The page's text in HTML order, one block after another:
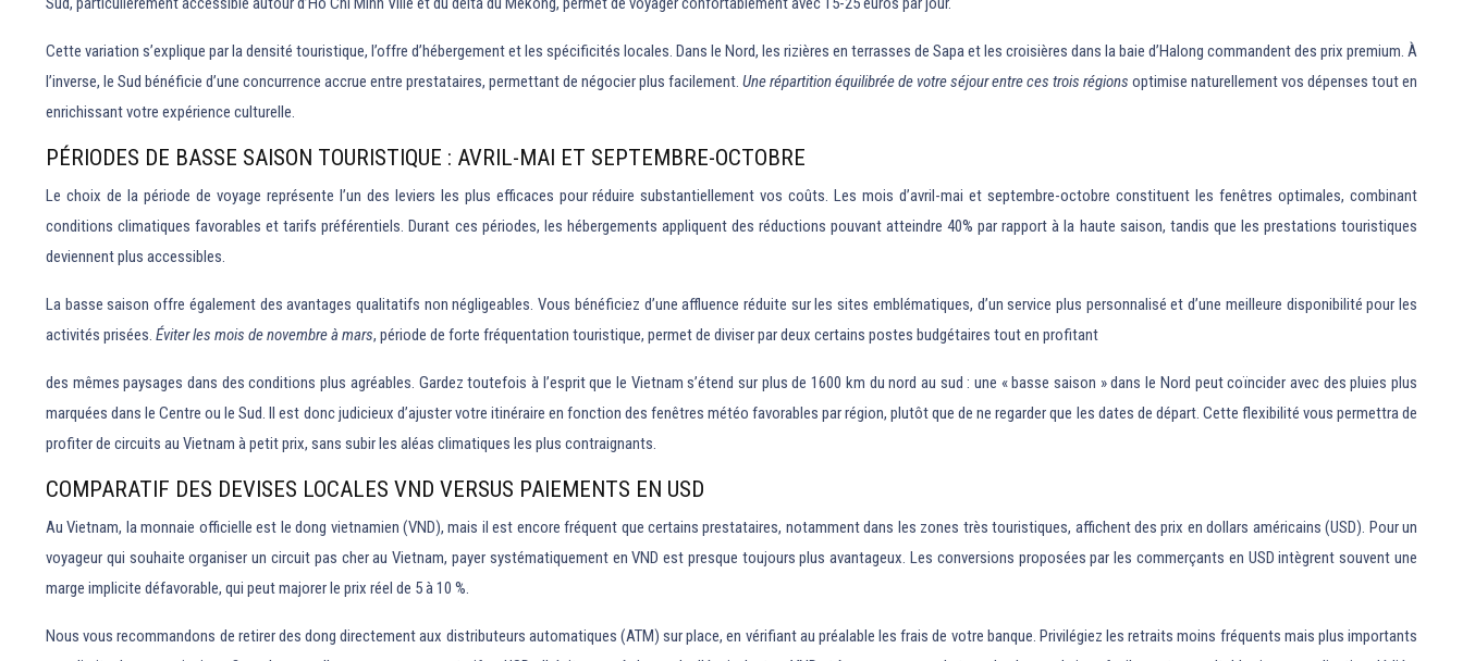
Cette variation s’explique par la densité touristique, l’offre d’hébergement et les spécificités locales. Dans le Nord, les rizières en terrasses de Sapa et les croisières dans la baie d’Halong commandent des prix premium. À
l’inverse, le Sud bénéficie d’une concurrence accrue entre prestataires, permettant de négocier plus facilement. Une répartition équilibrée de votre séjour entre ces trois régions optimise naturellement vos dépenses tout en
enrichissant votre expérience culturelle.
PÉRIODES DE BASSE SAISON TOURISTIQUE : AVRIL-MAI ET SEPTEMBRE-OCTOBRE
Le choix de la période de voyage représente l’un des leviers les plus efficaces pour réduire substantiellement vos coûts. Les mois d’avril-mai et septembre-octobre constituent les fenêtres optimales, combinant
conditions climatiques favorables et tarifs préférentiels. Durant ces périodes, les hébergements appliquent des réductions pouvant atteindre 40% par rapport à la haute saison, tandis que les prestations touristiques
deviennent plus accessibles.
La basse saison offre également des avantages qualitatifs non négligeables. Vous bénéficiez d’une affluence réduite sur les sites emblématiques, d’un service plus personnalisé et d’une meilleure disponibilité pour les
activités prisées. Éviter les mois de novembre à mars, période de forte fréquentation touristique, permet de diviser par deux certains postes budgétaires tout en profitant
des mêmes paysages dans des conditions plus agréables. Gardez toutefois à l’esprit que le Vietnam s’étend sur plus de 1600 km du nord au sud : une « basse saison » dans le Nord peut coïncider avec des pluies plus
marquées dans le Centre ou le Sud. Il est donc judicieux d’ajuster votre itinéraire en fonction des fenêtres météo favorables par région, plutôt que de ne regarder que les dates de départ. Cette flexibilité vous permettra de
profiter de circuits au Vietnam à petit prix, sans subir les aléas climatiques les plus contraignants.
COMPARATIF DES DEVISES LOCALES VND VERSUS PAIEMENTS EN USD
Au Vietnam, la monnaie officielle est le dong vietnamien (VND), mais il est encore fréquent que certains prestataires, notamment dans les zones très touristiques, affichent des prix en dollars américains (USD). Pour un
voyageur qui souhaite organiser un circuit pas cher au Vietnam, payer systématiquement en VND est presque toujours plus avantageux. Les conversions proposées par les commerçants en USD intègrent souvent une
marge implicite défavorable, qui peut majorer le prix réel de 5 à 10 %.
Nous vous recommandons de retirer des dong directement aux distributeurs automatiques (ATM) sur place, en vérifiant au préalable les frais de votre banque. Privilégiez les retraits moins fréquents mais plus importants